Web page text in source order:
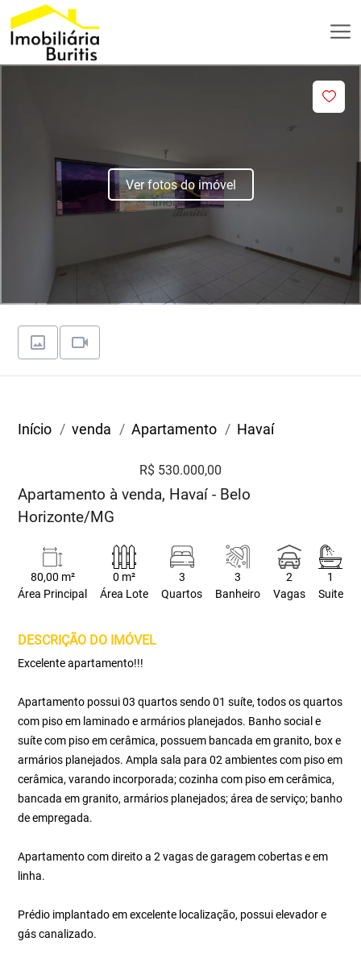
Ver fotos do imóvel
Início venda Apartamento Havaí
R$ 530.000,00
Apartamento à venda, Havaí - Belo
Horizonte/MG
80,00 m²
Área Principal
0 m²
Área Lote
3
Quartos
3
Banheiro
2
Vagas
1
Suite
DESCRIÇÃO DO IMÓVEL
Excelente apartamento!!!
Apartamento possui 03 quartos sendo 01 suíte, todos os quartos
com piso em laminado e armários planejados. Banho social e
suíte com piso em cerâmica, possuem bancada em granito, box e
armários planejados. Ampla sala para 02 ambientes com piso em
cerâmica, varando incorporada; cozinha com piso em cerâmica,
bancada em granito, armários planejados; área de serviço; banho
de empregada.
Apartamento com direito a 2 vagas de garagem cobertas e em
linha.
Prédio implantado em excelente localização, possui elevador e
gás canalizado.